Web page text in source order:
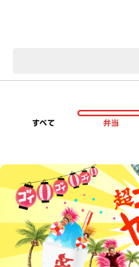
すべて 弁当
超ゴイゴイヤスー夏祭